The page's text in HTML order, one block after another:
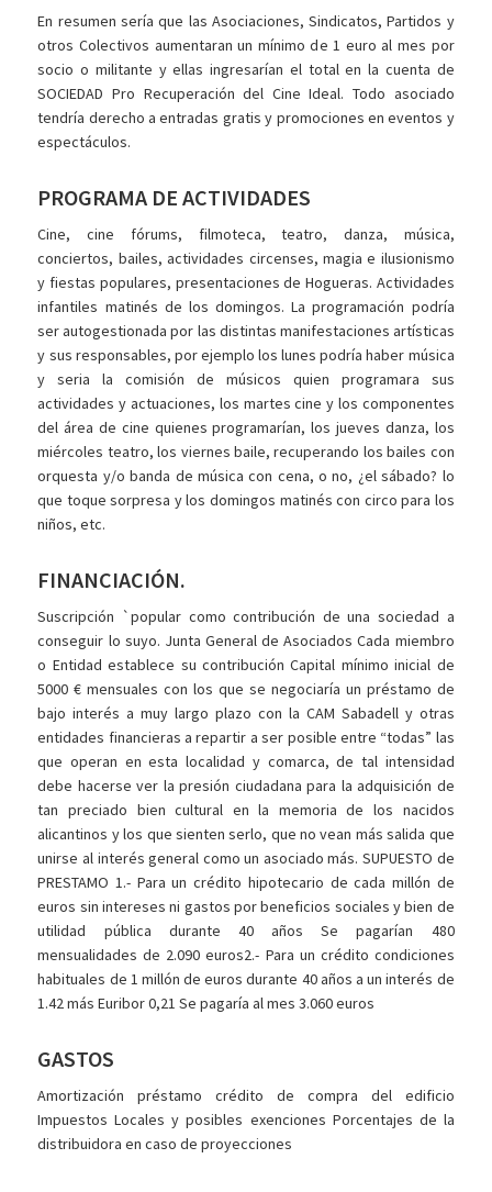
En resumen sería que las Asociaciones, Sindicatos, Partidos y
otros Colectivos aumentaran un mínimo de 1 euro al mes por
socio o militante y ellas ingresarían el total en la cuenta de
SOCIEDAD Pro Recuperación del Cine Ideal. Todo asociado
tendría derecho a entradas gratis y promociones en eventos y
espectáculos.
PROGRAMA DE ACTIVIDADES
Cine, cine fórums, filmoteca, teatro, danza, música,
conciertos, bailes, actividades circenses, magia e ilusionismo
y fiestas populares, presentaciones de Hogueras. Actividades
infantiles matinés de los domingos. La programación podría
ser autogestionada por las distintas manifestaciones artísticas
y sus responsables, por ejemplo los lunes podría haber música
y seria la comisión de músicos quien programara sus
actividades y actuaciones, los martes cine y los componentes
del área de cine quienes programarían, los jueves danza, los
miércoles teatro, los viernes baile, recuperando los bailes con
orquesta y/o banda de música con cena, o no, ¿el sábado? lo
que toque sorpresa y los domingos matinés con circo para los
niños, etc.
FINANCIACIÓN.
Suscripción `popular como contribución de una sociedad a
conseguir lo suyo. Junta General de Asociados Cada miembro
o Entidad establece su contribución Capital mínimo inicial de
5000 € mensuales con los que se negociaría un préstamo de
bajo interés a muy largo plazo con la CAM Sabadell y otras
entidades financieras a repartir a ser posible entre “todas” las
que operan en esta localidad y comarca, de tal intensidad
debe hacerse ver la presión ciudadana para la adquisición de
tan preciado bien cultural en la memoria de los nacidos
alicantinos y los que sienten serlo, que no vean más salida que
unirse al interés general como un asociado más. SUPUESTO de
PRESTAMO 1.- Para un crédito hipotecario de cada millón de
euros sin intereses ni gastos por beneficios sociales y bien de
utilidad pública durante 40 años Se pagarían 480
mensualidades de 2.090 euros2.- Para un crédito condiciones
habituales de 1 millón de euros durante 40 años a un interés de
1.42 más Euribor 0,21 Se pagaría al mes 3.060 euros
GASTOS
Amortización préstamo crédito de compra del edificio
Impuestos Locales y posibles exenciones Porcentajes de la
distribuidora en caso de proyecciones